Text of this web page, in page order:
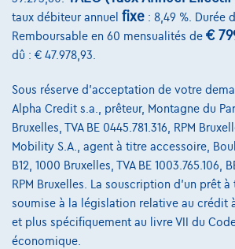
02/2020
47.892 km Essence
147 kW ( 200 CV )
€19.999 1
Dès€411,66 /mois
Découvrez l’exemple chiffré complet
3530 Houthalen-Helchteren,
taux débiteur annuel fixe : 8,49 %. Durée
Remboursable en 60 mensualités de €
dû : € 47.978,93.
Sous réserve d'acceptation de votre
Alpha Credit s.a., prêteur, Montagne du
Bruxelles, TVA BE 0445.781.316, RPM
Mobility S.A., agent à titre accessoire,
B12, 1000 Bruxelles, TVA BE 1003.765.106,
RPM Bruxelles. La souscription d'un prêt
soumise à la législation relative au crédit
et plus spécifiquement au livre VII du
économique.